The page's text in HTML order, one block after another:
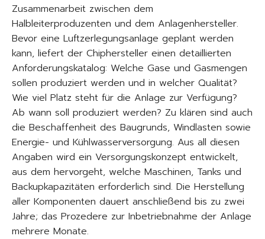
Zusammenarbeit zwischen dem
Halbleiterproduzenten und dem Anlagenhersteller.
Bevor eine Luftzerlegungsanlage geplant werden
kann, liefert der Chiphersteller einen detaillierten
Anforderungskatalog: Welche Gase und Gasmengen
sollen produziert werden und in welcher Qualität?
Wie viel Platz steht für die Anlage zur Verfügung?
Ab wann soll produziert werden? Zu klären sind auch
die Beschaffenheit des Baugrunds, Windlasten sowie
Energie- und Kühlwasserversorgung. Aus all diesen
Angaben wird ein Versorgungskonzept entwickelt,
aus dem hervorgeht, welche Maschinen, Tanks und
Backupkapazitäten erforderlich sind. Die Herstellung
aller Komponenten dauert anschließend bis zu zwei
Jahre; das Prozedere zur Inbetriebnahme der Anlage
mehrere Monate.